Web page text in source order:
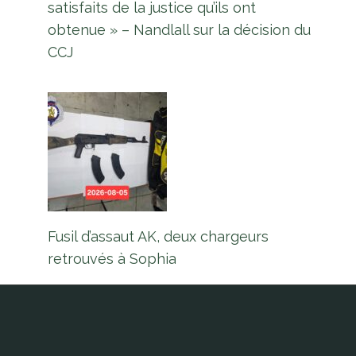
satisfaits de la justice qu’ils ont
obtenue » – Nandlall sur la décision du
CCJ
Fusil d’assaut AK, deux chargeurs
retrouvés à Sophia